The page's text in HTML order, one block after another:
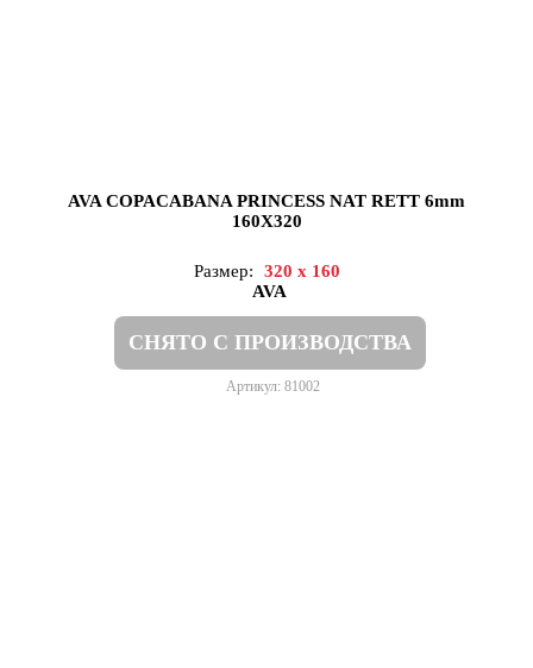
AVA COPACABANA PRINCESS NAT RETT 6mm
160X320
Размер:
320 x 160
AVA
СНЯТО С ПРОИЗВОДСТВА
Артикул: 81002